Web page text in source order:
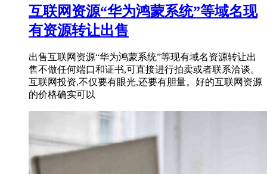
互联网资源“华为鸿蒙系统”等域名现
有资源转让出售
出售互联网资源“华为鸿蒙系统”等现有域名资源转让出
售不做任何端口和证书,可直接进行拍卖或者联系洽谈。
互联网投资,不仅要有眼光,还要有胆量。好的互联网资源
的价格确实可以